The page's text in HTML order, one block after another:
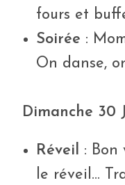
fours et
Soirée :
On danse,
Dimanche 30
Réveil : Bon
le réveil…